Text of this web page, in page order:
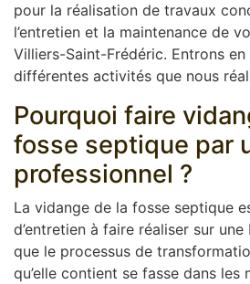
pour la réalisation de travaux
l’entretien et la maintenance de
Villiers-Saint-Frédéric. Entrons
différentes activités que nous
Pourquoi faire
fosse septique par
professionnel ?
La vidange de la fosse septique
d’entretien à faire réaliser sur
que le processus de
qu’elle contient se fasse dans les